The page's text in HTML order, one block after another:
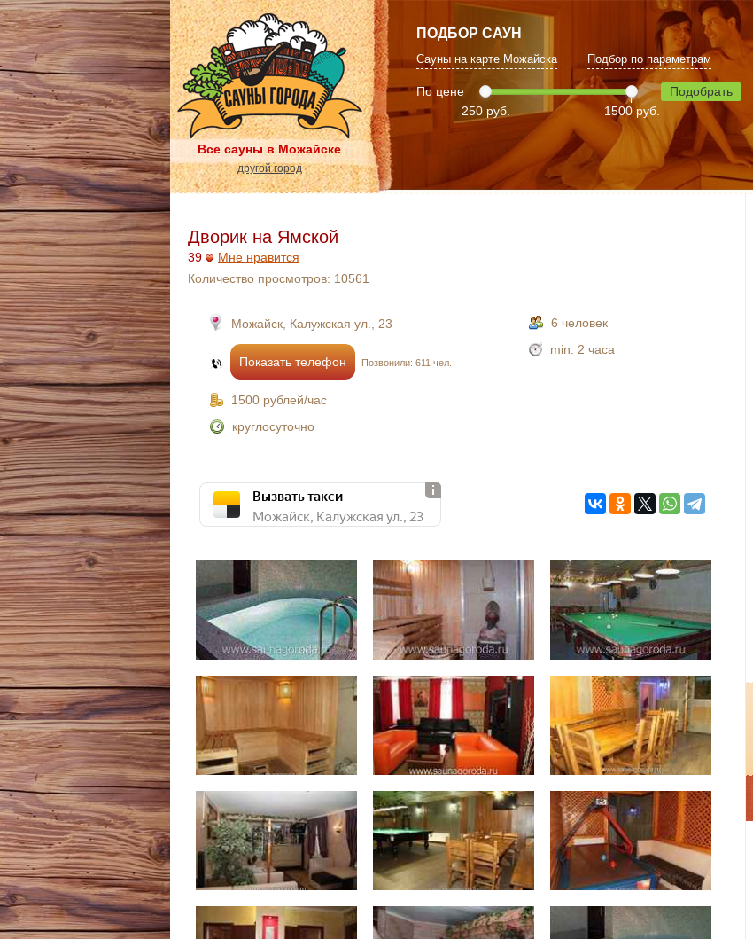
Все сауны в Можайске
другой город
ПОДБОР САУН
Сауны на карте Можайска Подбор по параметрам
По цене
250 руб.
1500 руб.
Подобрать
Дворик на Ямской
39
Мне нравится
Количество просмотров: 10561
Можайск, Калужская ул., 23
Показать телефон Позвонили: 611 чел.
1500 рублей/час
круглосуточно
6 человек
min: 2 часа
Вызвать такси
Можайск, Калужская ул., 23